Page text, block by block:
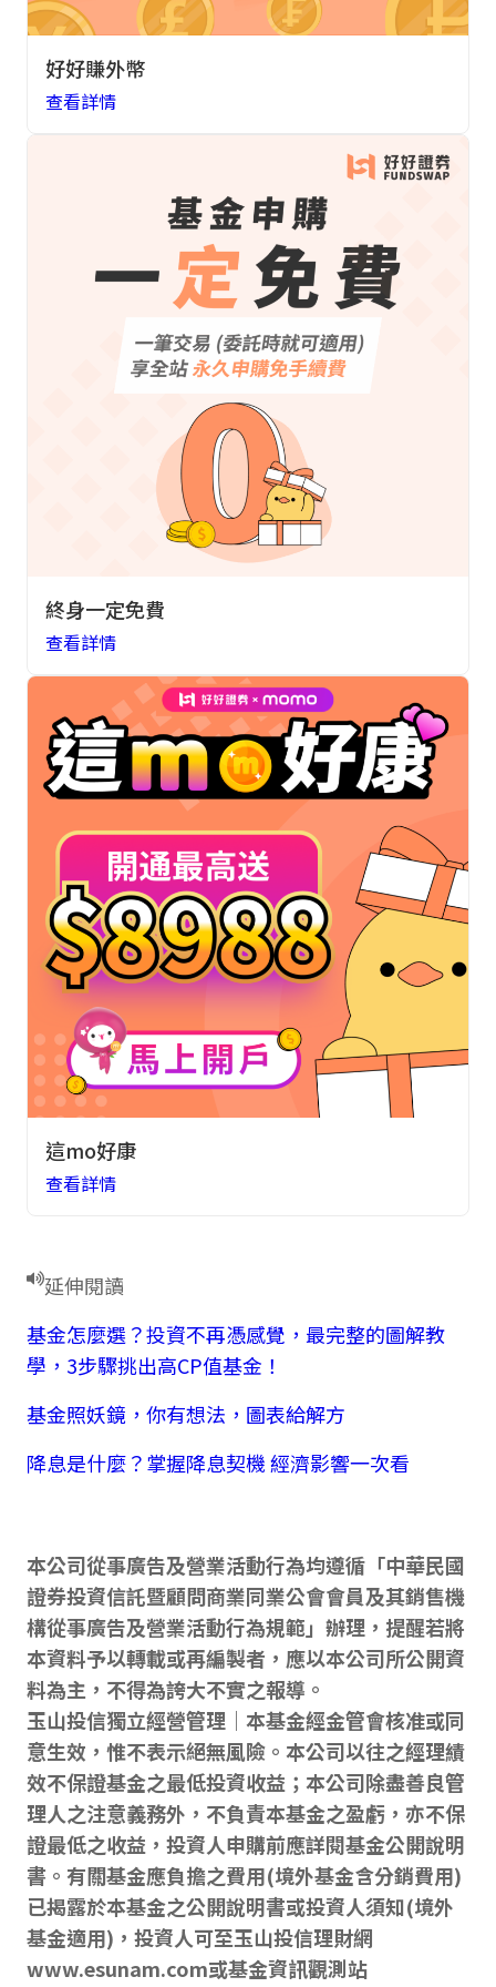
好好賺外幣
查看詳情
終身一定免費
查看詳情
這mo好康
查看詳情
延伸閱讀
基金怎麼選？投資不再憑感覺，最完整的圖解教
學，3步驟挑出高CP值基金！
基金照妖鏡，你有想法，圖表給解方
降息是什麼？掌握降息契機 經濟影響一次看
本公司從事廣告及營業活動行為均遵循「中華民國
證券投資信託暨顧問商業同業公會會員及其銷售機
構從事廣告及營業活動行為規範」辦理，提醒若將
本資料予以轉載或再編製者，應以本公司所公開資
料為主，不得為誇大不實之報導。
玉山投信獨立經營管理｜本基金經金管會核准或同
意生效，惟不表示絕無風險。本公司以往之經理績
效不保證基金之最低投資收益；本公司除盡善良管
理人之注意義務外，不負責本基金之盈虧，亦不保
證最低之收益，投資人申購前應詳閱基金公開說明
書。有關基金應負擔之費用(境外基金含分銷費用)
已揭露於本基金之公開說明書或投資人須知(境外
基金適用)，投資人可至玉山投信理財網
www.esunam.com或基金資訊觀測站